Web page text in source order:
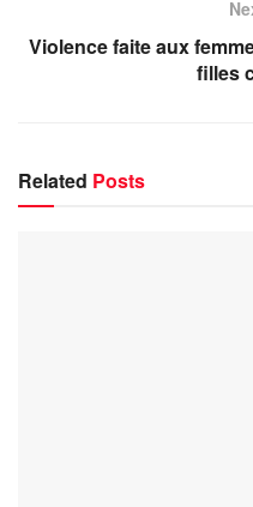
Violence faite aux
filles
Related Posts